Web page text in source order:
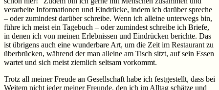
verarbeite Informationen und Eindrücke, indem ich darüber spreche
– oder zumindest darüber schreibe. Wenn ich alleine unterwegs bin,
führe ich meist ein Tagebuch – oder zumindest schreibe ich Briefe,
in denen ich von meinen Erlebnissen und Eindrücken berichte. Das
ist übrigens auch eine wunderbare Art, um die Zeit im Restaurant zu
überbrücken, während der man alleine am Tisch sitzt, auf sein Essen
wartet und sich meist ziemlich seltsam vorkommt.
Trotz all meiner Freude an Gesellschaft habe ich festgestellt, dass bei
Weitem nicht jeder meiner Freunde, den ich im Alltag schätze und